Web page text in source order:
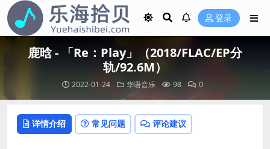
登录
鹿晗 - 「Re：Play」（2018/FLAC/EP分
轨/92.6M）
2022-01-24 华语音乐 98 0
详情介绍 常见问题 评论建议